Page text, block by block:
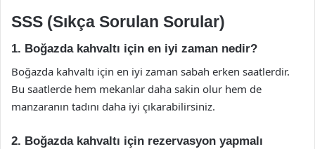
SSS (Sıkça Sorulan Sorular)
1. Boğazda kahvaltı için en iyi zaman nedir?
Boğazda kahvaltı için en iyi zaman sabah erken saatlerdir.
Bu saatlerde hem mekanlar daha sakin olur hem de
manzaranın tadını daha iyi çıkarabilirsiniz.
2. Boğazda kahvaltı için rezervasyon yapmalı